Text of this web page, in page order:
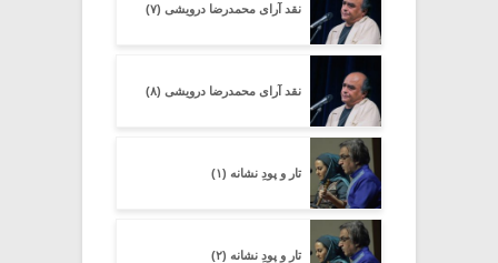
نقد آرای محمدرضا درویشی (۷)
نقد آرای محمدرضا درویشی (۸)
تار و پودِ نشانه (۱)
تار و پودِ نشانه (۲)